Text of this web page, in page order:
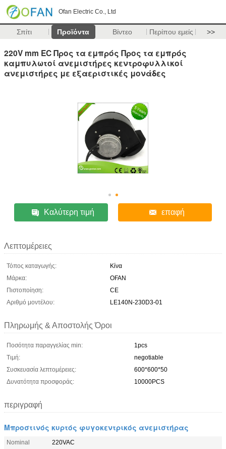
Ofan Electric Co., Ltd
Σπίτι Προϊόντα Βίντεο Περίπου εμείς >>
220V mm EC Προς τα εμπρός Προς τα εμπρός
καμπυλωτοί ανεμιστήρες κεντροφυλλικοί
ανεμιστήρες με εξαεριστικές μονάδες
Καλύτερη τιμή επαφή
Λεπτομέρειες
Τόπος καταγωγής:
Κίνα
Μάρκα:
OFAN
Πιστοποίηση:
CE
Αριθμό μοντέλου:
LE140N-230D3-01
Πληρωμής & Αποστολής Όροι
Ποσότητα παραγγελίας min:
1pcs
Τιμή:
negotiable
Συσκευασία λεπτομέρειες:
600*600*50
Δυνατότητα προσφοράς:
10000PCS
περιγραφή
Μπροστινός κυρτός φυγοκεντρικός ανεμιστήρας
Nominal
220VAC